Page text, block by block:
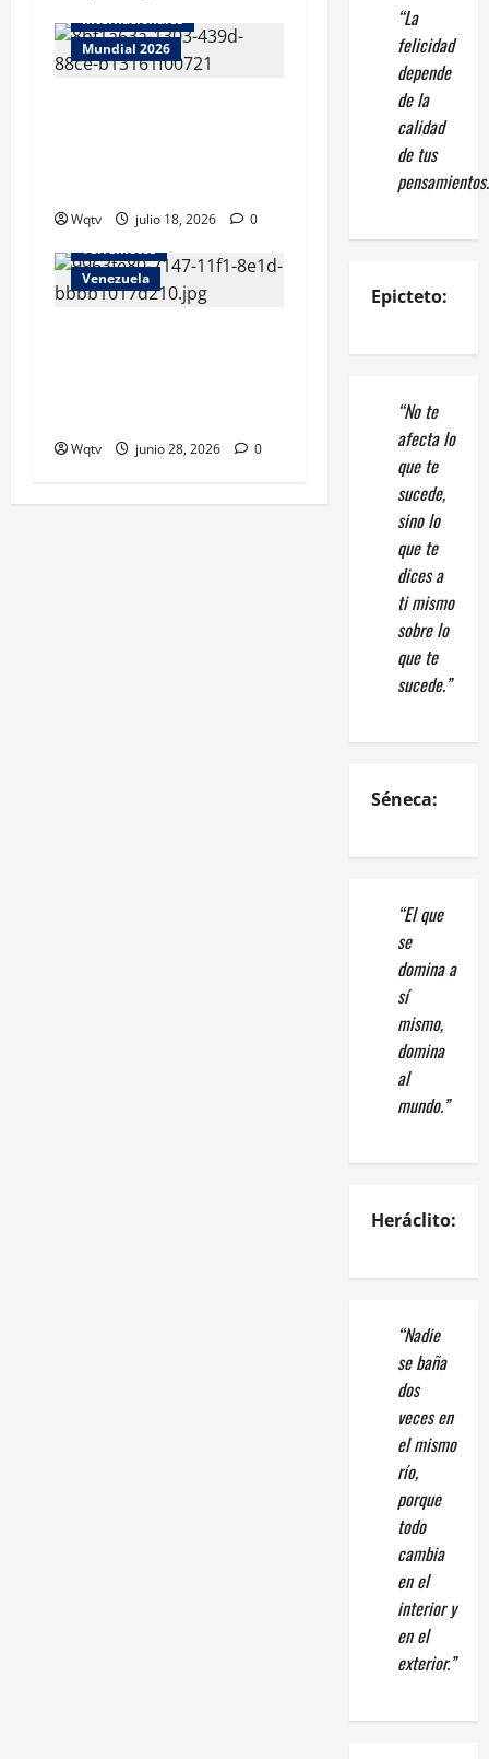
Internacionales
Mundial 2026
Wqtv julio 18, 2026 0
Internacionales
Terremotos
Venezuela
Wqtv junio 28, 2026 0
“La
felicidad
depende
de la
calidad
de tus
Epicteto:
“No te
afecta lo
que te
sucede,
sino lo
que te
dices a
ti mismo
sobre lo
que te
sucede.”
Séneca:
“El que
se
domina a
sí
mismo,
domina
al
mundo.”
Heráclito:
“Nadie
se baña
dos
veces en
el mismo
río,
porque
todo
cambia
en el
interior y
en el
exterior.”